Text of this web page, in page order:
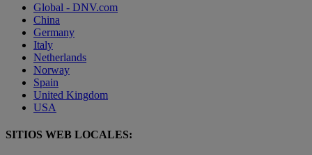
Global - DNV.com
China
Germany
Italy
Netherlands
Norway
Spain
United Kingdom
USA
SITIOS WEB LOCALES: